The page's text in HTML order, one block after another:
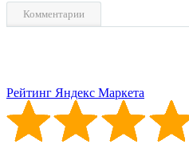
Комментарии
Рейтинг Яндекс Маркета